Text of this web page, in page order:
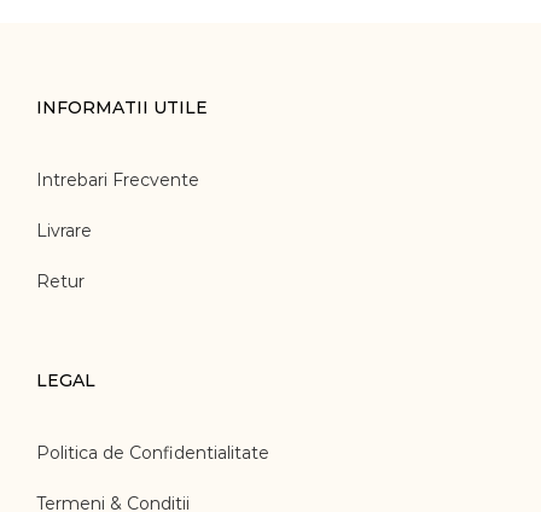
INFORMATII UTILE
Intrebari Frecvente
Livrare
Retur
LEGAL
Politica de Confidentialitate
Termeni & Conditii